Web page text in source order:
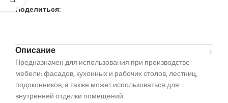
Поделиться:
Описание
Предназначен для использования при производстве
мебели: фасадов, кухонных и рабочих столов, лестниц,
подоконников, а также может использоваться для
внутренней отделки помещений.